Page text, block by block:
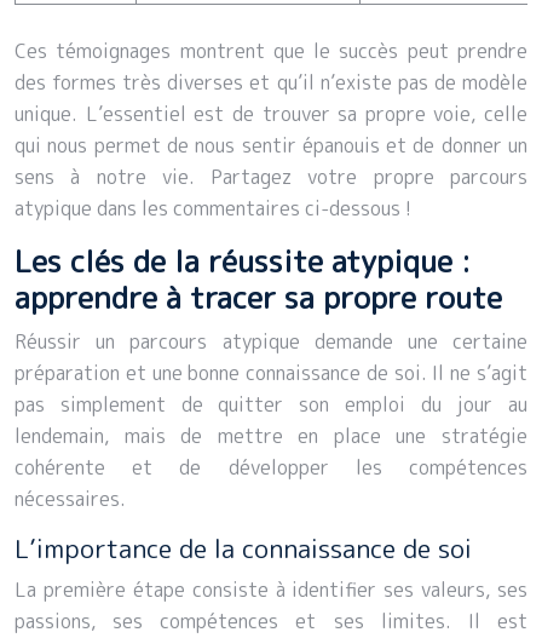
Ces témoignages montrent que le succès peut prendre
des formes très diverses et qu’il n’existe pas de modèle
unique. L’essentiel est de trouver sa propre voie, celle
qui nous permet de nous sentir épanouis et de donner un
sens à notre vie. Partagez votre propre parcours
atypique dans les commentaires ci-dessous !
Les clés de la réussite atypique :
apprendre à tracer sa propre route
Réussir un parcours atypique demande une certaine
préparation et une bonne connaissance de soi. Il ne s’agit
pas simplement de quitter son emploi du jour au
lendemain, mais de mettre en place une stratégie
cohérente et de développer les compétences
nécessaires.
L’importance de la connaissance de soi
La première étape consiste à identifier ses valeurs, ses
passions, ses compétences et ses limites. Il est